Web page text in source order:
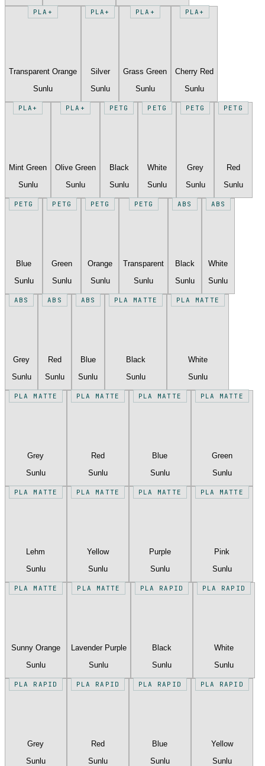
PLA+
Transparent Orange
Sunlu
PLA+
Silver
Sunlu
PLA+
Grass Green
Sunlu
PLA+
Cherry Red
Sunlu
PLA+
Mint Green
Sunlu
PLA+
Olive Green
Sunlu
PETG
Black
Sunlu
PETG
White
Sunlu
PETG
Grey
Sunlu
PETG
Red
Sunlu
PETG
Blue
Sunlu
PETG
Green
Sunlu
PETG
Orange
Sunlu
PETG
Transparent
Sunlu
ABS
Black
Sunlu
ABS
White
Sunlu
ABS
Grey
Sunlu
ABS
Red
Sunlu
ABS
Blue
Sunlu
PLA MATTE
Black
Sunlu
PLA MATTE
White
Sunlu
PLA MATTE
Grey
Sunlu
PLA MATTE
Red
Sunlu
PLA MATTE
Blue
Sunlu
PLA MATTE
Green
Sunlu
PLA MATTE
Lehm
Sunlu
PLA MATTE
Yellow
Sunlu
PLA MATTE
Purple
Sunlu
PLA MATTE
Pink
Sunlu
PLA MATTE
Sunny Orange
Sunlu
PLA MATTE
Lavender Purple
Sunlu
PLA RAPID
Black
Sunlu
PLA RAPID
White
Sunlu
PLA RAPID
Grey
Sunlu
PLA RAPID
Red
Sunlu
PLA RAPID
Blue
Sunlu
PLA RAPID
Yellow
Sunlu